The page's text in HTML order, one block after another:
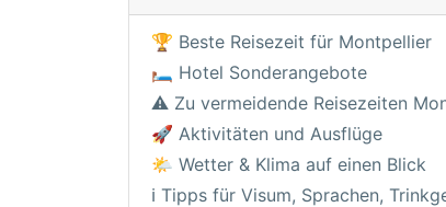
🏆 Beste Reisezeit für Montpellier
🛏️ Hotel Sonderangebote
⚠️ Zu vermeidende Reisezeiten
🚀 Aktivitäten und Ausflüge
🌤️ Wetter & Klima auf einen Blick
ℹ️ Tipps für Visum, Sprachen,